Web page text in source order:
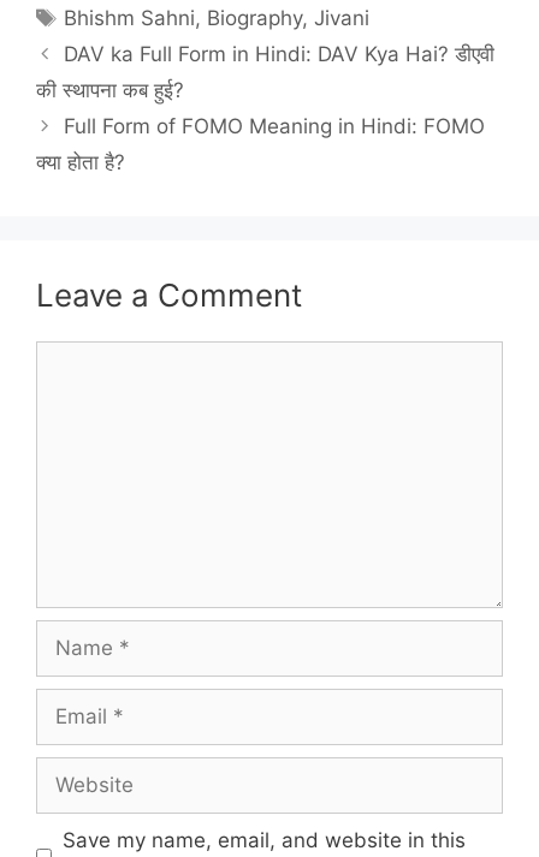
Tags
Bhishm Sahni, Biography,Jivani
DAV ka Full Form in Hindi: DAV Kya Hai? डीएवी
की स्थापना कब हुई?
Full Form of FOMO Meaning in Hindi: FOMO
क्या होता है?
Leave a Comment
Name
Email
Website
Save my name, email, and website in this